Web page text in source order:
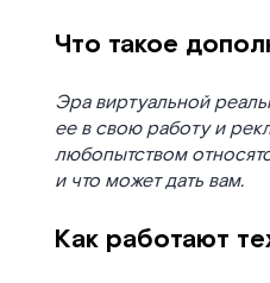
Что такое
Эра виртуальной
ее в свою работу и
любопытством
и что может дать вам.
Как работают